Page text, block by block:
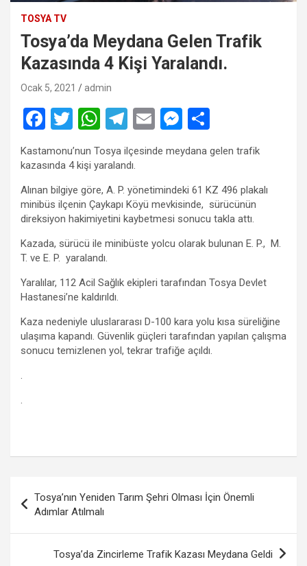
TOSYA TV
Tosya’da Meydana Gelen Trafik
Kazasında 4 Kişi Yaralandı.
Ocak 5, 2021 admin
F
ce
b
o
o
k
T
wi
tt
er
W
at
s
A
p
p
T
e
gr
a
m
E
m
ail
M
es
se
n
g
er
h
ar
e
Kastamonu’nun Tosya ilçesinde meydana gelen trafik
kazasında 4 kişi yaralandı.
Alınan bilgiye göre, A. P. yönetimindeki 61 KZ 496 plakalı
minibüs ilçenin Çaykapı Köyü mevkisinde, sürücünün
direksiyon hakimiyetini kaybetmesi sonucu takla attı.
Kazada, sürücü ile minibüste yolcu olarak bulunan E. P., M.
T. ve E. P. yaralandı.
Yaralılar, 112 Acil Sağlık ekipleri tarafından Tosya Devlet
Hastanesi’ne kaldırıldı.
Kaza nedeniyle uluslararası D-100 kara yolu kısa süreliğine
ulaşıma kapandı. Güvenlik güçleri tarafından yapılan çalışma
sonucu temizlenen yol, tekrar trafiğe açıldı.
.
.
gezinmesi
Tosya’nın Yeniden Tarım Şehri Olması İçin Önemli
Adımlar Atılmalı
Tosya’da Zincirleme Trafik Kazası Meydana Geldi